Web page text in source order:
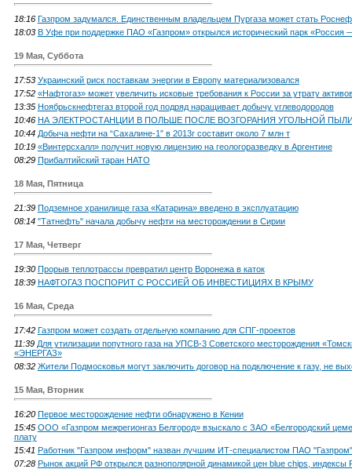
18:16 Газпром задумался. Единственным владельцем Пургаза может стать
18:03 В Уфе при поддержке ПАО «Газпром» открылся исторический парк «Россия
19 Мая, Суббота
17:53 Украинский риск поставкам энергии в Европу материализовался
17:52 «Нафтогаз» может увеличить исковые требования к России за утрату
13:35 Ноябрьскнефтегаз второй год подряд наращивает добычу углеводородов
10:46 НА ЭЛЕКТРОСТАНЦИИ В ПОЛЬШЕ ПОСЛЕ ВОЗГОРАНИЯ УГОЛЬНОЙ
10:44 Добыча нефти на “Сахалине-1″ в 2013г составит около 7 млн т
10:19 «Винтерсхалл» получит новую лицензию на геологоразведку в Аргентине
08:29 Прибалтийский таран НАТО
18 Мая, Пятница
21:39 Подземное хранилище газа «Катарина» введено в эксплуатацию
08:14 "Татнефть" начала добычу нефти на месторождении в Сирии
17 Мая, Четверг
19:30 Прорыв теплотрассы превратил центр Воронежа в каток
18:39 НАФТОГАЗ ПОСПОРИТ С РОССИЕЙ ОБ ИНВЕСТИЦИЯХ В КРЫМУ
16 Мая, Среда
17:42 Газпром может создать отдельную компанию для СПГ-проектов
11:39 Для утилизации попутного газа на УПСВ-3 Советского месторождения
«ЭНЕРГАЗ»
08:32 Жители Подмосковья могут заключить договор на подключение к газу, не
15 Мая, Вторник
16:20 Первое месторождение нефти обнаружено в Кении
15:45 ООО «Газпром межрегионгаз Белгород» взыскало с ЗАО «Белгородский
плату
15:41 Работник "Газпром информ" назван лучшим ИТ-специалистом ПАО "Газпром"
07:28 Рынок акций РФ открылся разнополярной динамикой цен blue chips,